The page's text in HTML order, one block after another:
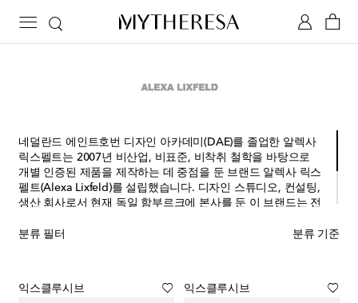
네덜란드 에인트호번 디자인 아카데미(DAE)를 졸업한 알렉사
릭스펠트는 2007년 비산업, 비표준, 비착취 철학을 바탕으로
개별 인증된 제품을 제작하는 데 중점을 둔 브랜드 알렉사 릭스
펠트(Alexa Lixfeld)를 설립했습니다. 디자인 스튜디오, 컨설팅,
생산 회사로서 현재 독일 함부르크에 본사를 둔 이 브랜드는 전
하나뿐인 특별한 제품을 제조하는 것으로 유명합니다. 알렉사
분류 필터 분류 기준
익스클루시브 익스클루시브